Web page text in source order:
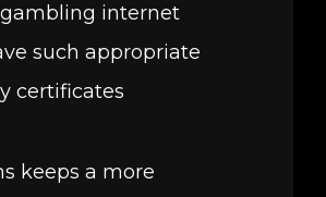
internet
such appropriate
certificates
keeps a more